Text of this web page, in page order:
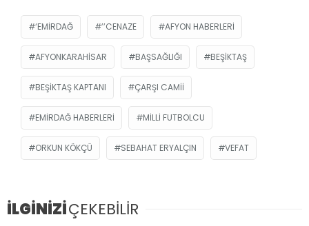
‘EMIRDAĞ ’’CENAZE AFYON HABERLERI
AFYONKARAHISAR BAŞSAĞLIĞI BEŞIKTAŞ
BEŞIKTAŞ KAPTANI ÇARŞI CAMII
EMIRDAĞ HABERLERI MILLI FUTBOLCU
ORKUN KÖKÇÜ SEBAHAT ERYALÇIN VEFAT
İLGİNİZİÇEKEBİLİR